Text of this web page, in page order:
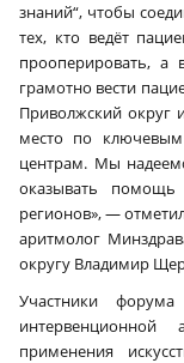
знаний“, чтобы
тех, кто ведёт
прооперировать, а
грамотно вести
Приволжский округ
место по ключевым
центрам. Мы
оказывать
регионов», —
аритмолог
округу Владимир
Участники
интервенционной
применения